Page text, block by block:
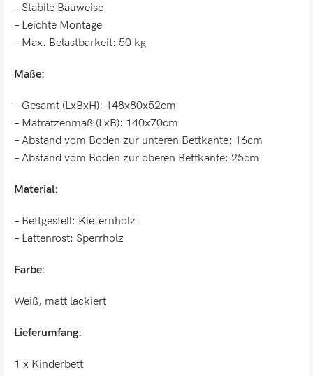
– Stabile Bauweise
– Leichte Montage
– Max. Belastbarkeit: 50 kg
Maße:
– Gesamt (LxBxH): 148x80x52cm
– Matratzenmaß (LxB): 140x70cm
– Abstand vom Boden zur unteren Bettkante: 16cm
– Abstand vom Boden zur oberen Bettkante: 25cm
Material:
– Bettgestell: Kiefernholz
– Lattenrost: Sperrholz
Farbe:
Weiß, matt lackiert
Lieferumfang:
1 x Kinderbett